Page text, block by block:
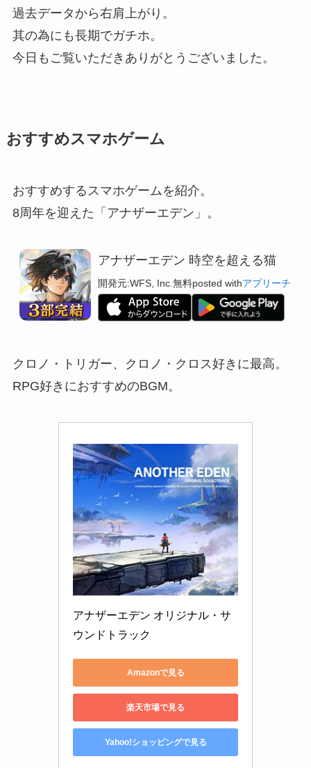
過去データから右肩上がり。
其の為にも長期でガチホ。
今日もご覧いただきありがとうございました。
おすすめスマホゲーム
おすすめするスマホゲームを紹介。
8周年を迎えた「アナザーエデン」。
アナザーエデン 時空を超える猫
開発元:WFS, Inc. 無料posted withアプリーチ
クロノ・トリガー、クロノ・クロス好きに最高。
RPG好きにおすすめのBGM。
アナザーエデン オリジナル・サ
ウンドトラック
Amazonで見る
楽天市場で見る
Yahoo!ショッピングで見る